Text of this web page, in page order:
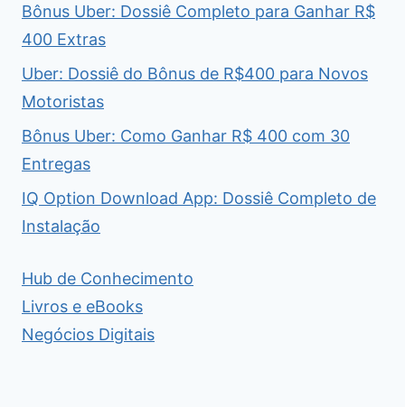
Bônus Uber: Dossiê Completo para Ganhar R$
400 Extras
Uber: Dossiê do Bônus de R$400 para Novos
Motoristas
Bônus Uber: Como Ganhar R$ 400 com 30
Entregas
IQ Option Download App: Dossiê Completo de
Instalação
Hub de Conhecimento
Livros e eBooks
Negócios Digitais